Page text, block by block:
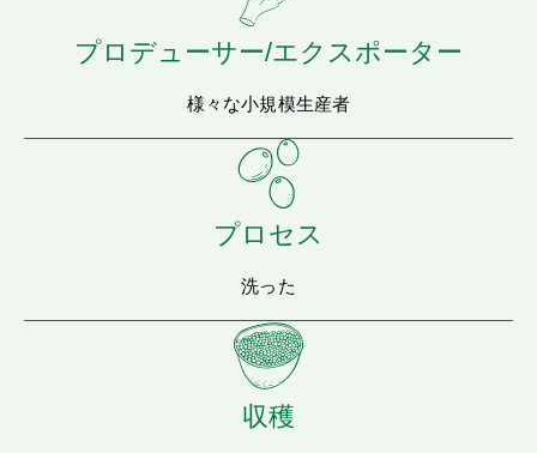
プロデューサー/エクスポーター
様々な小規模生産者
プロセス
洗った
収穫